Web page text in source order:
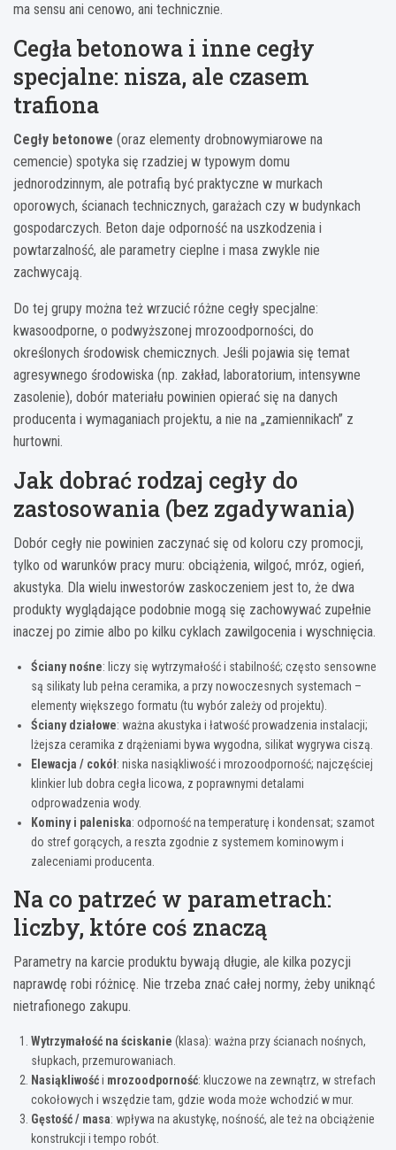
ma sensu ani cenowo, ani technicznie.
Cegła betonowa i inne cegły
specjalne: nisza, ale czasem
trafiona
Cegły betonowe (oraz elementy drobnowymiarowe na
cemencie) spotyka się rzadziej w typowym domu
jednorodzinnym, ale potrafią być praktyczne w murkach
oporowych, ścianach technicznych, garażach czy w budynkach
gospodarczych. Beton daje odporność na uszkodzenia i
powtarzalność, ale parametry cieplne i masa zwykle nie
zachwycają.
Do tej grupy można też wrzucić różne cegły specjalne:
kwasoodporne, o podwyższonej mrozoodporności, do
określonych środowisk chemicznych. Jeśli pojawia się temat
agresywnego środowiska (np. zakład, laboratorium, intensywne
zasolenie), dobór materiału powinien opierać się na danych
producenta i wymaganiach projektu, a nie na „zamiennikach” z
hurtowni.
Jak dobrać rodzaj cegły do
zastosowania (bez zgadywania)
Dobór cegły nie powinien zaczynać się od koloru czy promocji,
tylko od warunków pracy muru: obciążenia, wilgoć, mróz, ogień,
akustyka. Dla wielu inwestorów zaskoczeniem jest to, że dwa
produkty wyglądające podobnie mogą się zachowywać zupełnie
inaczej po zimie albo po kilku cyklach zawilgocenia i wyschnięcia.
Ściany nośne: liczy się wytrzymałość i stabilność; często sensowne
są silikaty lub pełna ceramika, a przy nowoczesnych systemach –
elementy większego formatu (tu wybór zależy od projektu).
Ściany działowe: ważna akustyka i łatwość prowadzenia instalacji;
lżejsza ceramika z drążeniami bywa wygodna, silikat wygrywa ciszą.
Elewacja / cokół: niska nasiąkliwość i mrozoodporność; najczęściej
klinkier lub dobra cegła licowa, z poprawnymi detalami
odprowadzenia wody.
Kominy i paleniska: odporność na temperaturę i kondensat; szamot
do stref gorących, a reszta zgodnie z systemem kominowym i
zaleceniami producenta.
Na co patrzeć w parametrach:
liczby, które coś znaczą
Parametry na karcie produktu bywają długie, ale kilka pozycji
naprawdę robi różnicę. Nie trzeba znać całej normy, żeby uniknąć
nietrafionego zakupu.
Wytrzymałość na ściskanie (klasa): ważna przy ścianach nośnych,
słupkach, przemurowaniach.
Nasiąkliwośći mrozoodporność: kluczowe na zewnątrz, w strefach
cokołowych i wszędzie tam, gdzie woda może wchodzić w mur.
Gęstość / masa: wpływa na akustykę, nośność, ale też na obciążenie
konstrukcji i tempo robót.